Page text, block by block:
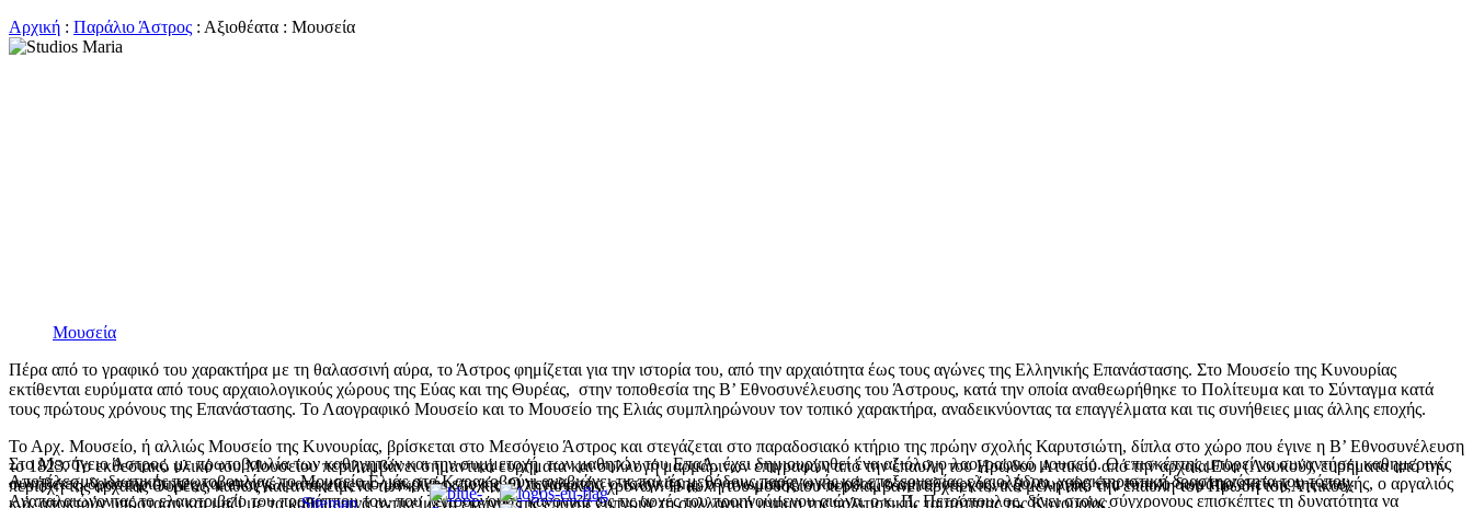
Αρχική : Παράλιο Άστρος : Αξιοθέατα : Μουσεία
Μουσεία
Πέρα από το γραφικό του χαρακτήρα με τη θαλασσινή αύρα, το Άστρος φημίζεται για την ιστορία του, από την αρχαιότητα έως τους αγώνες της Ελληνικής Επανάστασης. Στο Μουσείο της Κυνουρίας
εκτίθενται ευρύματα από τους αρχαιολογικούς χώρους της Εύας και της Θυρέας, στην τοποθεσία της Β’ Εθνοσυνέλευσης του Άστρους, κατά την οποία αναθεωρήθηκε το Πολίτευμα και το Σύνταγμα κατά
τους πρώτους χρόνους της Επανάστασης. Το Λαογραφικό Μουσείο και το Μουσείο της Ελιάς συμπληρώνουν τον τοπικό χαρακτήρα, αναδεικνύοντας τα επαγγέλματα και τις συνήθειες μιας άλλης εποχής.
Το Αρχ. Μουσείο, ή αλλιώς Μουσείο της Κυνουρίας, βρίσκεται στο Μεσόγειο Άστρος και στεγάζεται στο παραδοσιακό κτήριο της πρώην σχολής Καρυτσιώτη, δίπλα στο χώρο που έγινε η Β’ Εθνοσυνέλευση
το 1823. Το εκθεσιακό υλικό του Μουσείου περιλαμβάνει σημαντικά ευρήματα και συλλογή μαρμάρινων επιγραφών από την έπαυλη του Ηρώδου Αττικού από την αρχαία Εύα (Λουκού), ευρήματα από την
περιοχή της αρχαίας Θυρέας, καθώς και αντικείμενα των κλασικών και ελληνιστικών χρόνων. Η αυλή του μουσείου περιλαμβάνει αρχιτεκτονικά μέλη από την έπαυλη του Ηρώδη του Αττικού.
Στο Μεσόγειο Άστρος, με πρωτοβουλία των καθηγητών και την συμμετοχή των μαθητών του ΕπαΛ, έχει δημιουργηθεί ένα αξιόλογο λαογραφικό μουσείο. Ο επισκέπτης μπορεί να συναντήσει καθημερινές
συνήθειες, δραστηριότητες και επαγγέλματα μιας πιο μακρινής εποχής. Ο πεταλωτής, ο τσαγκάρης, ο γανωματής, ο κουρέας, ο αμπελουργός, ο ξυλουργός, ένα τυπικό δωμάτιο εκείνης της εποχής, ο αργαλιός
κ.ά, αποκτούν υπόσταση και μαζί με τα καθημερινά αντικείμενα εκείνης της εποχής ξυπνούν τη συλλογική μνήμη της πολιτιστικής ταυτότητας της Κυνουρίας.
Αποτέλεσμα ιδιωτικής πρωτοβουλίας, το Μουσείο Ελιάς στο Κορακοβούνι αναβιώνει τις παλιές μεθόδους παραγωγής και επεξεργασίας ελαιολάδου, χαρακτηριστική δραστηριότητα του τόπου.
Αναπαλαιώνοντας το ελαιοτριβείο του προπάππου του, που λειτουργούσε κανονικά ως τις αρχές του προηγούμενου αιώνα, ο κ. Π. Πετρόπουλος, δίνει στους σύγχρονους επισκέπτες τη δυνατότητα να
Sitemap